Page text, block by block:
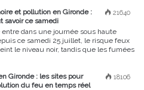
21640
et pollution en Gironde :
savoir ce samedi
entre dans une journée sous haute
ce samedi 25 juillet, le risque feux
le niveau noir, tandis que les fumées
18106
Gironde : les sites pour
du feu en temps réel